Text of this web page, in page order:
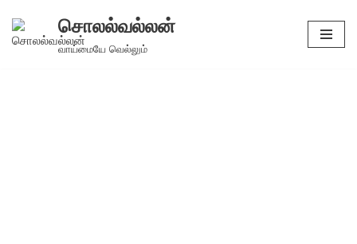
Skip
சொலல்வல்லன்
வாய்மையே வெல்லும்